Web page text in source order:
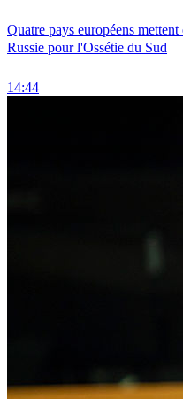
Quatre pays européens
Russie pour l'Ossétie du Sud
14:44